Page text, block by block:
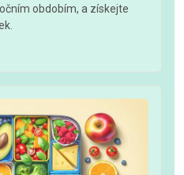
obdobím, a získejte